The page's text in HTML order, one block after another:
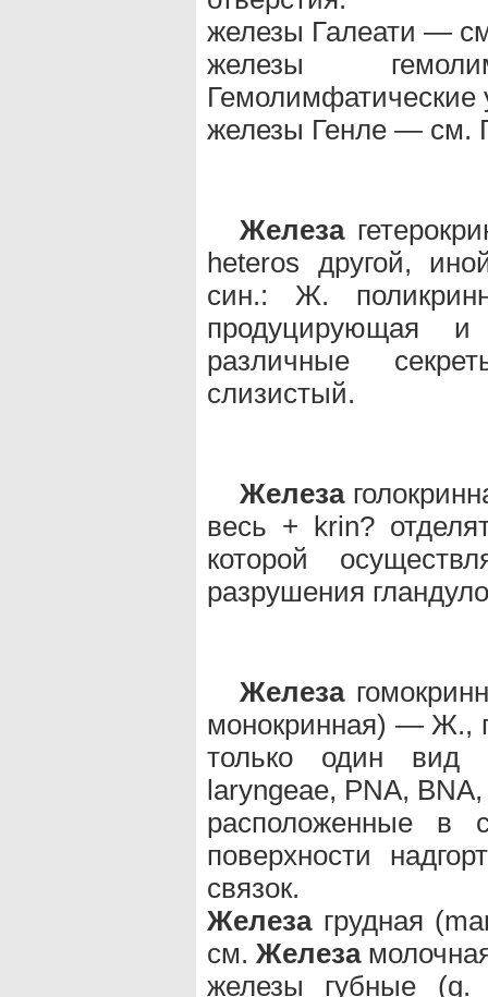
железы Галеати —
железы
Гемолимфатические
железы Генле — см.
Железа
heteros другой,
син.: Ж.
продуцирующая и
различные
слизистый.
Железа
весь + krin?
которой
разрушения
Железа
монокринная) — Ж.,
только один вид
laryngeae, PNA,
расположенные в
поверхности
связок.
Железагрудная
см. Железа
железы губные